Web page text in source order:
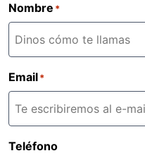
Nombre *
Email*
Teléfono